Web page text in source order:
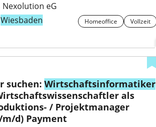
Nexolution eG
Wiesbaden
Homeoffice Vollzeit
suchen: Wirtschaftsinformatiker
als
/ Projektmanager
m/d) Payment